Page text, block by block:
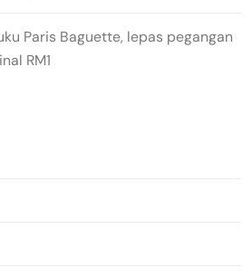
Paris Baguette, lepas pegangan
RM1